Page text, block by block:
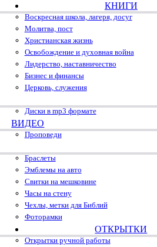
КНИГИ
Воскресная школа, лагеря, досуг
Молитва, пост
Христианская жизнь
Освобождение и духовная война
Лидерство, наставничество
Бизнес и финансы
Церковь, служения
Диски в mp3 формате
ВИДЕО
Проповеди
Браслеты
Эмблемы на авто
Свитки на мешковине
Часы на стену
Чехлы, метки для Библий
Фоторамки
ОТКРЫТКИ
Открытки ручной работы